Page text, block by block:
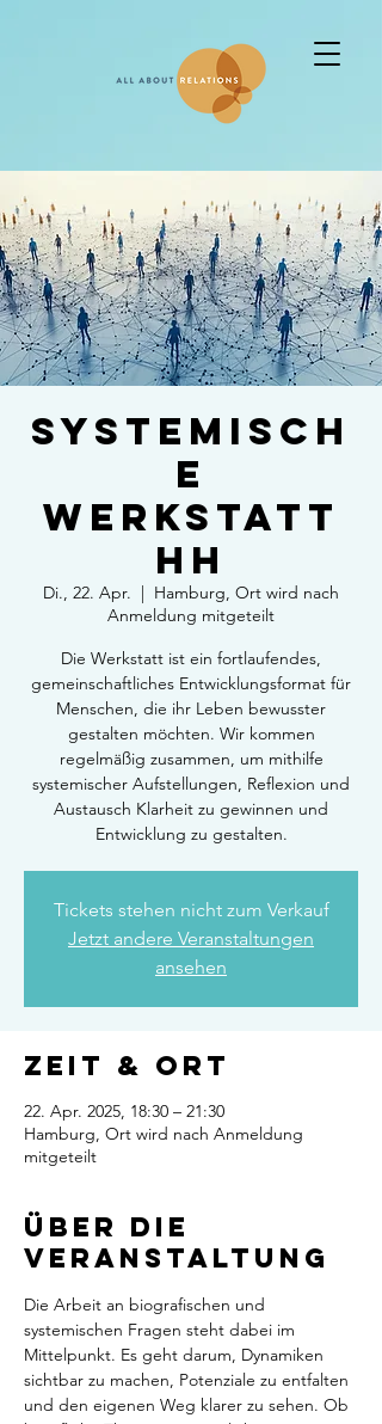
Systemisch
e
Werkstatt
HH
Di., 22. Apr.
  |
Hamburg, Ort wird nach
Anmeldung mitgeteilt
Die Werkstatt ist ein fortlaufendes,
gemeinschaftliches Entwicklungsformat für
Menschen, die ihr Leben bewusster
gestalten möchten. Wir kommen
regelmäßig zusammen, um mithilfe
systemischer Aufstellungen, Reflexion und
Austausch Klarheit zu gewinnen und
Entwicklung zu gestalten.
Tickets stehen nicht zum Verkauf
Jetzt andere Veranstaltungen
ansehen
Zeit & Ort
22. Apr. 2025, 18:30 – 21:30
Hamburg, Ort wird nach Anmeldung
mitgeteilt
Über die
Veranstaltung
Die Arbeit an biografischen und
systemischen Fragen steht dabei im
Mittelpunkt. Es geht darum, Dynamiken
sichtbar zu machen, Potenziale zu entfalten
und den eigenen Weg klarer zu sehen. Ob